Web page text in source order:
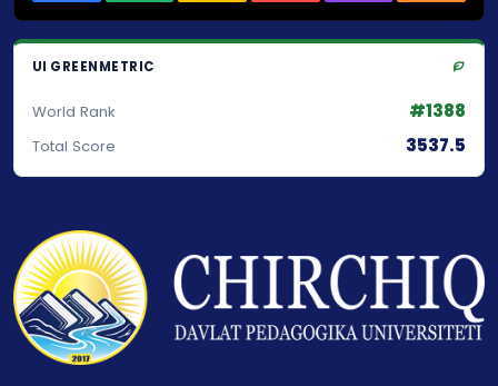
UI GREENMETRIC
World Rank #1388
Total Score 3537.5